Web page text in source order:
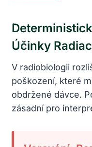
Účinky
V radiobiologii
poškození, které
obdržené dávce.
zásadní pro